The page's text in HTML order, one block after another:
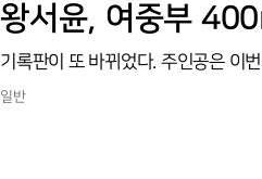
왕서윤, 여중부
일반